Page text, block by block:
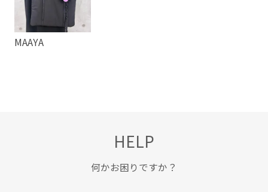
MAAYA
HELP
何かお困りですか？